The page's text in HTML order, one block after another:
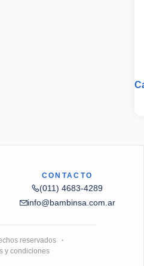
CONTACTO
(011) 4683-4289
info@bambinsa.com.ar
reservados ·
y condiciones